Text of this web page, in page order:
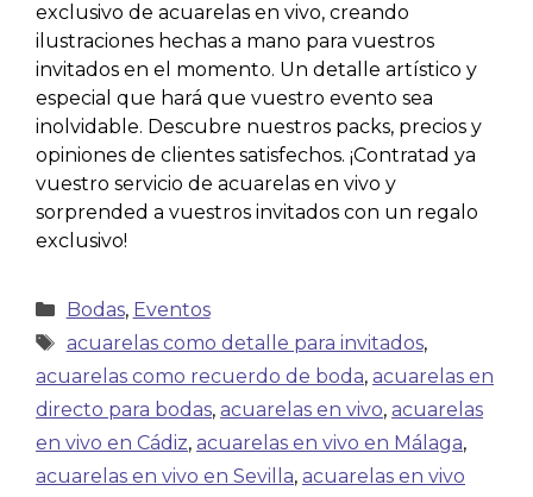
exclusivo de acuarelas en vivo, creando
ilustraciones hechas a mano para vuestros
invitados en el momento. Un detalle artístico y
especial que hará que vuestro evento sea
inolvidable. Descubre nuestros packs, precios y
opiniones de clientes satisfechos. ¡Contratad ya
vuestro servicio de acuarelas en vivo y
sorprended a vuestros invitados con un regalo
exclusivo!
Bodas, Eventos
acuarelas como detalle para invitados,
acuarelas como recuerdo de boda, acuarelas en
directo para bodas, acuarelas en vivo, acuarelas
en vivo en Cádiz, acuarelas en vivo en Málaga,
acuarelas en vivo en Sevilla, acuarelas en vivo